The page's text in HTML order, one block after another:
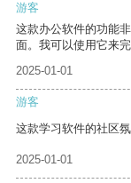
游客
这款办公软件的功能
面。我可以使用它来
2025-01-01
游客
这款学习软件的社区
2025-01-01